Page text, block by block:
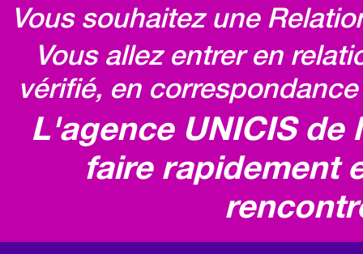
Vous souhaitez une
Vous allez entrer en
vérifié, en
L'agence UNICIS
faire rapidement